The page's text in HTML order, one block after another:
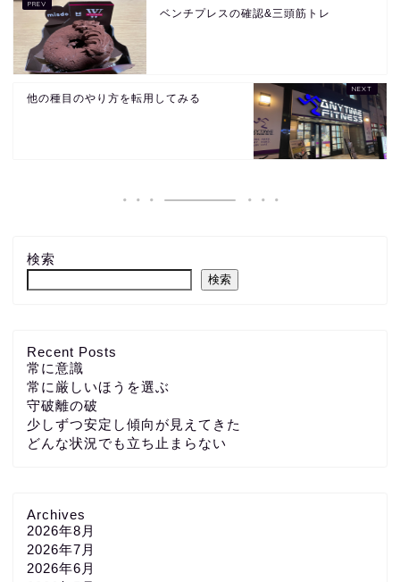
ベンチプレスの確認&三頭筋トレ
他の種目のやり方を転用してみる
検索
検索
Recent Posts
常に意識
常に厳しいほうを選ぶ
守破離の破
少しずつ安定し傾向が見えてきた
どんな状況でも立ち止まらない
Archives
2026年8月
2026年7月
2026年6月